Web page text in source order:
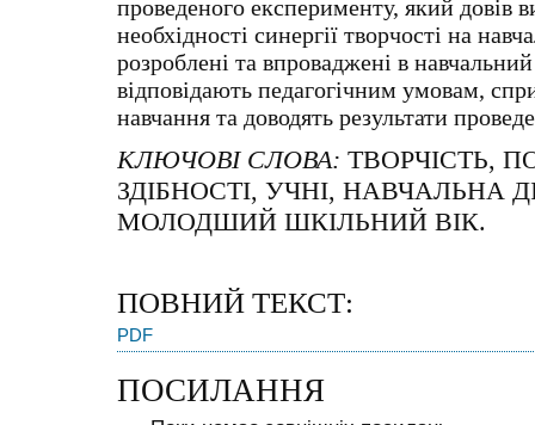
проведеного експерименту, який довів
необхідності синергії творчості на
розроблені та впроваджені в
відповідають педагогічним умовам,
навчання та доводять результати
КЛЮЧОВІ СЛОВА: ТВОРЧІСТЬ,
ЗДІБНОСТІ, УЧНІ, НАВЧАЛЬНА
МОЛОДШИЙ ШКІЛЬНИЙ ВІК.
ПОВНИЙ ТЕКСТ:
PDF
ПОСИЛАННЯ